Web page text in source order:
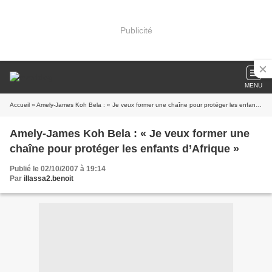
Publicité
MENU
Accueil » Amely-James Koh Bela : « Je veux former une chaîne pour protéger les enfants d’Afrique »
Amely-James Koh Bela : « Je veux former une
chaîne pour protéger les enfants d’Afrique »
Publié le 02/10/2007 à 19:14
Par illassa2.benoit